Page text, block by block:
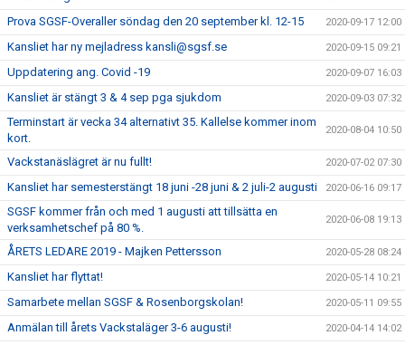
Prova SGSF-Overaller söndag den 20 september kl. 12-15 2020-09-17 12:00
Kansliet har ny mejladress kansli@sgsf.se 2020-09-15 09:21
Uppdatering ang. Covid -19 2020-09-07 16:03
Kansliet är stängt 3 & 4 sep pga sjukdom 2020-09-03 07:32
Terminstart är vecka 34 alternativt 35. Kallelse kommer inom
kort.
2020-08-04 10:50
Vackstanäslägret är nu fullt! 2020-07-02 07:30
Kansliet har semesterstängt 18 juni -28 juni & 2 juli-2 augusti 2020-06-16 09:17
SGSF kommer från och med 1 augusti att tillsätta en
verksamhetschef på 80 %.
2020-06-08 19:13
ÅRETS LEDARE 2019 - Majken Pettersson 2020-05-28 08:24
Kansliet har flyttat! 2020-05-14 10:21
Samarbete mellan SGSF & Rosenborgskolan! 2020-05-11 09:55
Anmälan till årets Vackstaläger 3-6 augusti! 2020-04-14 14:02